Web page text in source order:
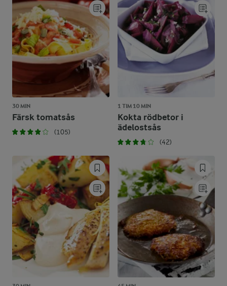
30 MIN
Färsk tomatsås
(105)
1 TIM 10 MIN
Kokta rödbetor i
ädelostsås
(42)